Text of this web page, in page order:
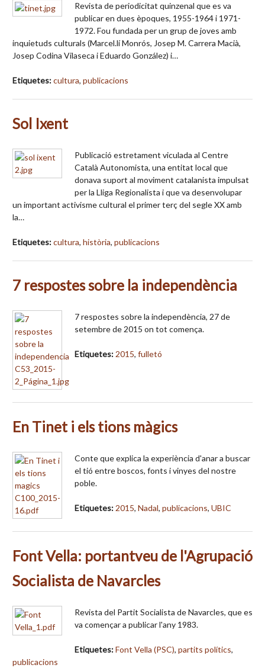
Revista de periodicitat quinzenal que es va
publicar en dues èpoques, 1955-1964 i 1971-
1972. Fou fundada per un grup de joves amb
inquietuds culturals (Marcel.lí Monrós, Josep M. Carrera Macià,
Josep Codina Vilaseca i Eduardo González) i…
Etiquetes:cultura, publicacions
Sol Ixent
Publicació estretament viculada al Centre
Català Autonomista, una entitat local que
donava suport al moviment catalanista impulsat
per la Lliga Regionalista i que va desenvolupar
un important activisme cultural el primer terç del segle XX amb
la…
Etiquetes:cultura, història, publicacions
7 respostes sobre la independència
7 respostes sobre la independència, 27 de
setembre de 2015 on tot comença.
Etiquetes: 2015, fulletó
En Tinet i els tions màgics
Conte que explica la experiència d'anar a buscar
el tió entre boscos, fonts i vinyes del nostre
poble.
Etiquetes: 2015, Nadal, publicacions, UBIC
Font Vella: portantveu de l'Agrupació
Socialista de Navarcles
Revista del Partit Socialista de Navarcles, que es
va començar a publicar l'any 1983.
Etiquetes:Font Vella (PSC), partits polítics,
publicacions